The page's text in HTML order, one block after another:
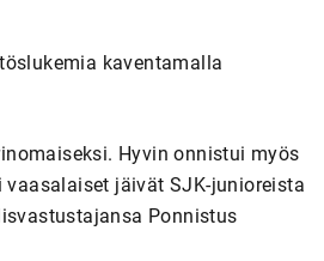
kaventamalla
Hyvin onnistui myös
jäivät SJK-junioreista
Ponnistus